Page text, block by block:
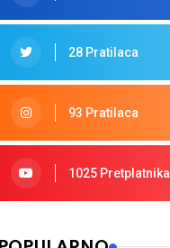
28 Pratilaca
93 Pratilaca
1025 Pretplatnika